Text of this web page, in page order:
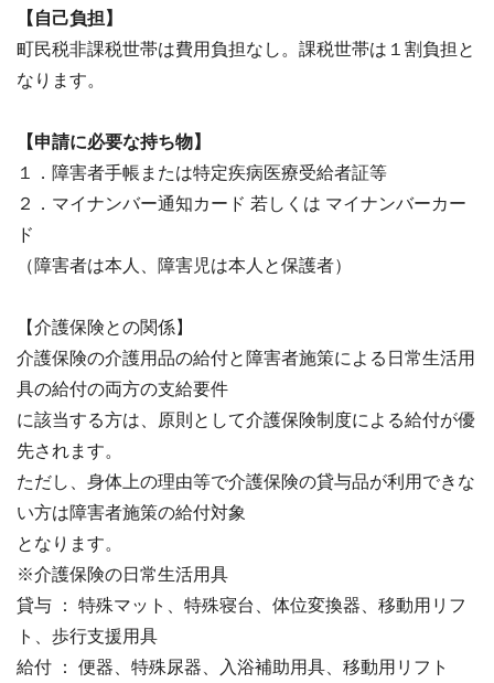
【自己負担】
町民税非課税世帯は費用負担なし。課税世帯は１割負担と
なります。
【申請に必要な持ち物】
１．障害者手帳または特定疾病医療受給者証等
２．マイナンバー通知カード 若しくは マイナンバーカー
ド
（障害者は本人、障害児は本人と保護者）
【介護保険との関係】
介護保険の介護用品の給付と障害者施策による日常生活用
具の給付の両方の支給要件
に該当する方は、原則として介護保険制度による給付が優
先されます。
ただし、身体上の理由等で介護保険の貸与品が利用できな
い方は障害者施策の給付対象
となります。
※介護保険の日常生活用具
貸与 ： 特殊マット、特殊寝台、体位変換器、移動用リフ
ト、歩行支援用具
給付 ： 便器、特殊尿器、入浴補助用具、移動用リフト